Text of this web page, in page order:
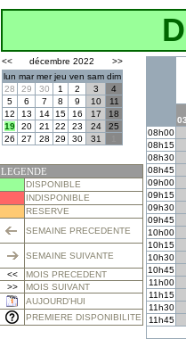
<< décembre 2022
>>
lun mar mer jeu ven sam dim
28
29 30 1 2 3
4
5
6 7 8 9 10
11
12
13 14 15 16 17
18
19
20 21 22 23 24
25
26
27 28 29 30 31
LEGENDE
DISPONIBLE
INDISPONIBLE
RESERVE
SEMAINE PRECEDENTE
SEMAINE SUIVANTE
<<
MOIS PRECEDENT
>>
MOIS SUIVANT
AUJOURD'HUI
PREMIERE DISPONIBILITE
08h00
08h15
08h30
08h45
09h00
09h15
09h30
09h45
10h00
10h15
10h30
10h45
11h00
11h15
11h30
11h45